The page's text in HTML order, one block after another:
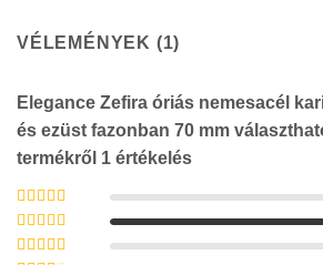
VÉLEMÉNYEK (1)
Elegance Zefira óriás nemesacél
és ezüst fazonban 70 mm
termékről 1 értékelés
Értékelés:
Értékelés: